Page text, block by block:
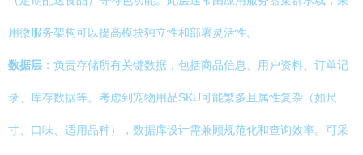
用微服务架构可以提高模块独立性和部署灵活性。
数据层 ：负责存储所有关键数据，包括商品信息、用户资料、订单记
录、库存数据等。考虑到宠物用品SKU可能繁多且属性复杂（如尺
寸、口味、适用品种），数据库设计需兼顾规范化和查询效率。可采